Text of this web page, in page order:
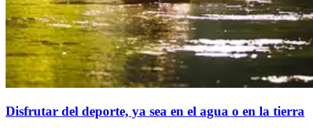
Disfrutar del deporte, ya sea en el agua o en la tierra